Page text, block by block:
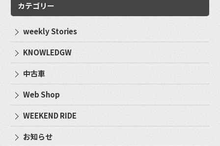
カテゴリー
weekly Stories
KNOWLEDGW
中古車
Web Shop
WEEKEND RIDE
お知らせ